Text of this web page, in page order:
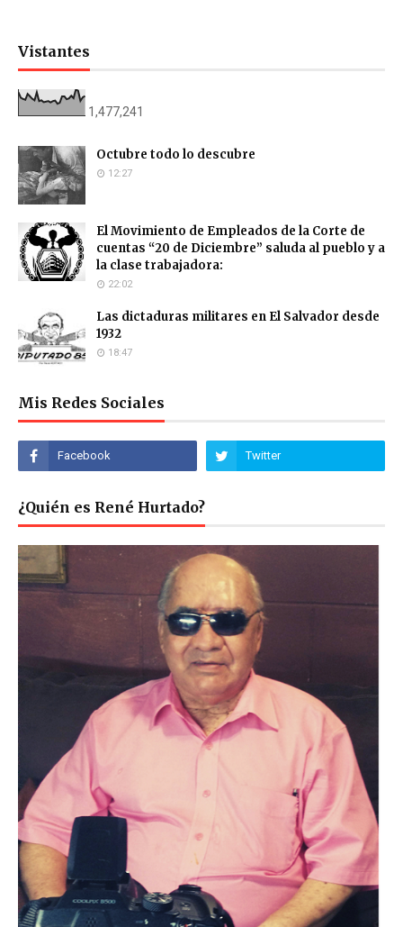
Vistantes
1,477,241
Octubre todo lo descubre
12:27
El Movimiento de Empleados de la Corte de
cuentas “20 de Diciembre” saluda al pueblo y a
la clase trabajadora:
22:02
Las dictaduras militares en El Salvador desde
1932
18:47
Mis Redes Sociales
¿Quién es René Hurtado?